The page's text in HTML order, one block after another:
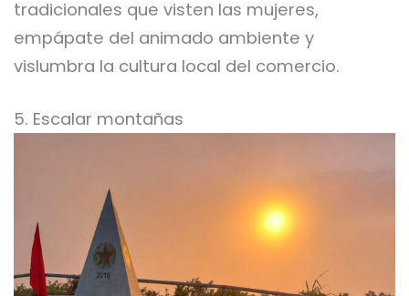
tradicionales que visten las mujeres,
empápate del animado ambiente y
vislumbra la cultura local del comercio.
5. Escalar montañas